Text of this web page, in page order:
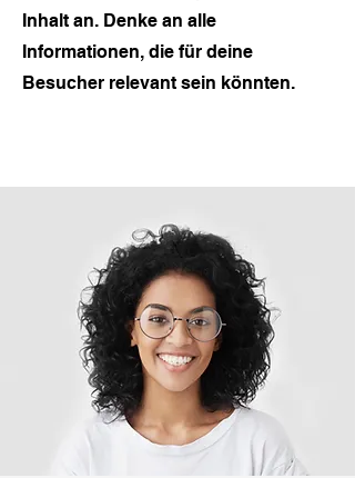
Inhalt an. Denke an alle
Informationen, die für deine
Besucher relevant sein könnten.